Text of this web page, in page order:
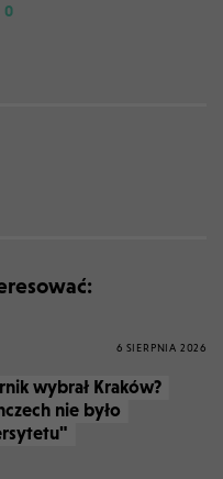
0
6 SIERPNIA 2026
wybrał Kraków?
nie było